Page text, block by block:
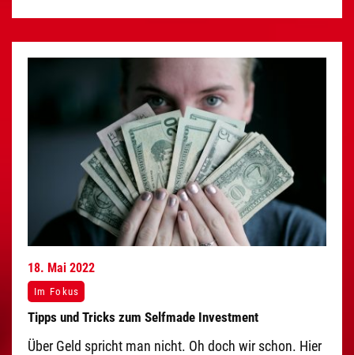
18. Mai 2022
Im Fokus
Tipps und Tricks zum Selfmade Investment
Über Geld spricht man nicht. Oh doch wir schon. Hier